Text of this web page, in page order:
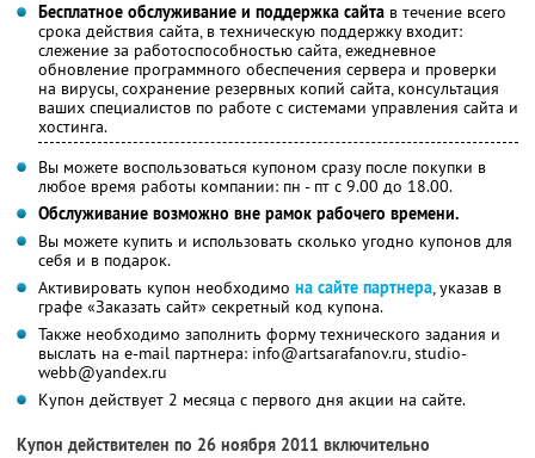
Бесплатное обслуживание и поддержка сайта в течение всего
срока действия сайта, в техническую поддержку входит:
слежение за работоспособностью сайта, ежедневное
обновление программного обеспечения сервера и проверки
на вирусы, сохранение резервных копий сайта, консультация
ваших специалистов по работе с системами управления сайта и
хостинга.
Вы можете воспользоваться купоном сразу после покупки в
любое время работы компании: пн - пт с 9.00 до 18.00.
Обслуживание возможно вне рамок рабочего времени.
Вы можете купить и использовать сколько угодно купонов для
себя и в подарок.
Активировать купон необходимо на сайте партнера, указав в
графе «Заказать сайт» секретный код купона.
Также необходимо заполнить форму технического задания и
выслать на e-mail партнера: info@artsarafanov.ru, studio-
webb@yandex.ru
Купон действует 2 месяца с первого дня акции на сайте.
Купон действителен по 26 ноября 2011 включительно